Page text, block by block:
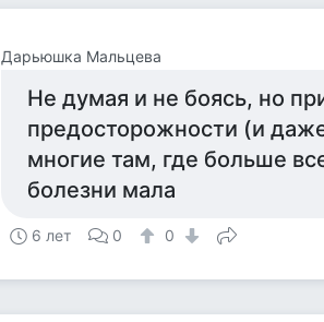
Дарьюшка Мальцева
Не думая и не боясь, но
предосторожности (и
многие там, где больше
болезни мала
6 лет 0 0